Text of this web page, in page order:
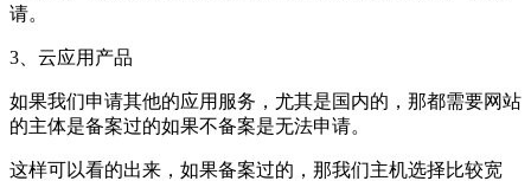
请。
3、云应用产品
如果我们申请其他的应用服务，尤其是国内的，那都需要网站
的主体是备案过的如果不备案是无法申请。
这样可以看的出来，如果备案过的，那我们主机选择比较宽